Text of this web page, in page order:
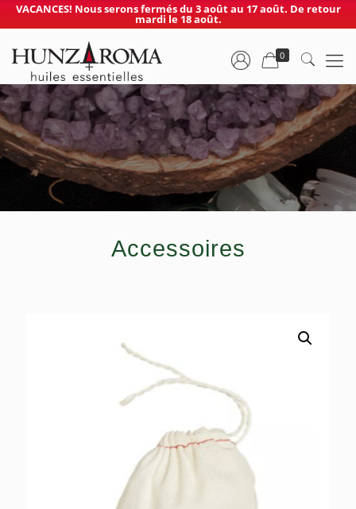
VACANCES! Nous serons fermés du 3 août au 17 août. De retour
mardi le 18 août.
0
Accessoires